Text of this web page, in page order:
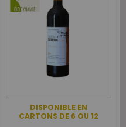
DISPONIBLE EN
CARTONS DE 6 OU 12